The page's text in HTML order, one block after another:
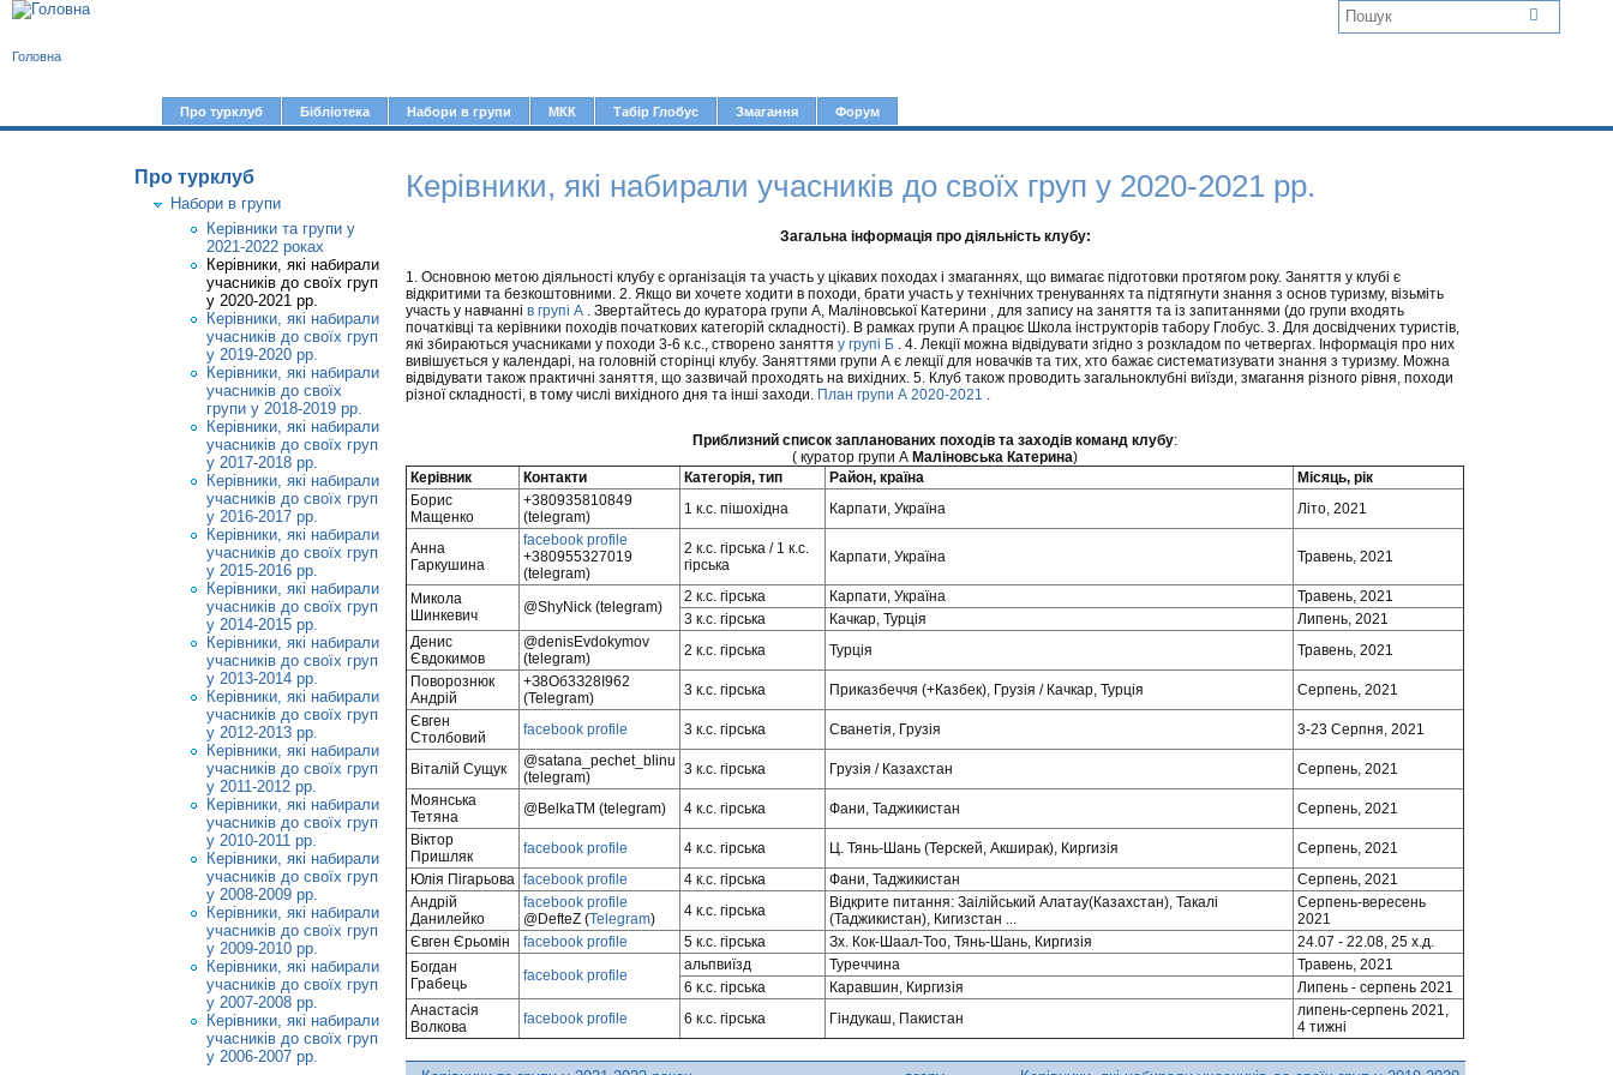
л
Про турклуб Бібліотека Набори в групи МКК Табір Глобус Змагання Форум
Головна
Про турклуб
Набори в групи
Керівники та групи у
2021-2022 роках
Керівники, які набирали
учасників до своїх груп
у 2020-2021 рр.
Керівники, які набирали
учасників до своїх груп
у 2019-2020 рр.
Керівники, які набирали
учасників до своїх
групи у 2018-2019 рр.
Керівники, які набирали
учасників до своїх груп
у 2017-2018 рр.
Керівники, які набирали
учасників до своїх груп
у 2016-2017 рр.
Керівники, які набирали
учасників до своїх груп
у 2015-2016 рр.
Керівники, які набирали
учасників до своїх груп
у 2014-2015 рр.
Керівники, які набирали
учасників до своїх груп
у 2013-2014 рр.
Керівники, які набирали
учасників до своїх груп
у 2012-2013 рр.
Керівники, які набирали
учасників до своїх груп
у 2011-2012 рр.
Керівники, які набирали
учасників до своїх груп
у 2010-2011 рр.
Керівники, які набирали
учасників до своїх груп
у 2008-2009 рр.
Керівники, які набирали
учасників до своїх груп
у 2009-2010 рр.
Керівники, які набирали
учасників до своїх груп
у 2007-2008 рр.
Керівники, які набирали
учасників до своїх груп
у 2006-2007 рр.
Керівники, які набирали учасників до своїх груп у 2020-2021 рр.
Загальна інформація про діяльність клубу:
1. Основною метою діяльності клубу є організація та участь у цікавих походах і змаганнях, що вимагає підготовки протягом року. Заняття у клубі є
відкритими та безкоштовними. 2. Якщо ви хочете ходити в походи, брати участь у технічних тренуваннях та підтягнути знання з основ туризму, візьміть
участь у навчанні в групі А . Звертайтесь до куратора групи А, Маліновської Катерини , для запису на заняття та із запитаннями (до групи входять
початківці та керівники походів початкових категорій складності). В рамках групи А працює Школа інструкторів табору Глобус. 3. Для досвідчених туристів,
які збираються учасниками у походи 3-6 к.с., створено заняття у групі Б . 4. Лекції можна відвідувати згідно з розкладом по четвергах. Інформація про них
вивішується у календарі, на головній сторінці клубу. Заняттями групи А є лекції для новачків та тих, хто бажає систематизувати знання з туризму. Можна
відвідувати також практичні заняття, що зазвичай проходять на вихідних. 5. Клуб також проводить загальноклубні виїзди, змагання різного рівня, походи
різної складності, в тому числі вихідного дня та інші заходи. План групи А 2020-2021 .
Приблизний список запланованих походів та заходів команд клубу:
( куратор групи А Маліновська Катерина)
Керівник
Контакти Категорія, тип Район, країна
Місяць, рік
Борис
Мащенко
+380935810849
(telegram)
1 к.с. пішохідна Карпати, Україна Літо, 2021
Анна
Гаркушина
facebook profile
+380955327019
(telegram)
2 к.с. гірська / 1 к.с.
гірська
Карпати, Україна Травень, 2021
Микола
Шинкевич
@ShyNick (telegram)
2 к.с. гірська Карпати, Україна
Травень, 2021
3 к.с. гірська
Качкар, Турція
Липень, 2021
Денис
Євдокимов
@denisEvdokymov
(telegram)
2 к.с. гірська Турція
Травень, 2021
Поворознюк
Андрій
+З8Об3З28I962
(Telegram)
3 к.с. гірська Приказбеччя (+Казбек), Грузія / Качкар, Турція
Серпень, 2021
Євген
Столбовий
facebook profile 3 к.с. гірська Сванетія, Грузія 3-23 Серпня, 2021
Віталій Сущук
@satana_pechet_blinu
(telegram)
3 к.с. гірська Грузія / Казахстан
Серпень, 2021
Моянська
Тетяна
@BelkaTM (telegram) 4 к.с. гірська Фани, Таджикистан
Серпень, 2021
Віктор
Пришляк
facebook profile 4 к.с. гірська Ц. Тянь-Шань (Терскей, Акширак), Киргизія
Серпень, 2021
Юлія Пігарьова facebook profile 4 к.с. гірська Фани, Таджикистан
Серпень, 2021
Андрій
Данилейко
facebook profile
@DefteZ (Telegram) 4 к.с. гірська
Відкрите питання: Заілійський Алатау(Казахстан), Такалі
(Таджикистан), Кигизстан ...
Серпень-вересень
2021
Євген Єрьомін
facebook profile 5 к.с. гірська Зх. Кок-Шаал-Тоо, Тянь-Шань, Киргизія
24.07 - 22.08, 25 х.д.
Богдан
Грабець
facebook profile
альпвиїзд Туреччина
Травень, 2021
6 к.с. гірська
Каравшин, Киргизія
Липень - серпень 2021
Анастасія
Волкова
facebook profile 6 к.с. гірська Гіндукаш, Пакистан
липень-серпень 2021,
4 тижні